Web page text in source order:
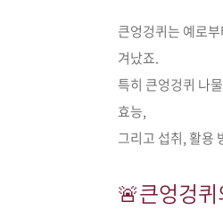
큰엉겅퀴는 예로
겨났죠.
특히 큰엉겅퀴 나
효능,
그리고 섭취, 활용
🚨큰엉겅